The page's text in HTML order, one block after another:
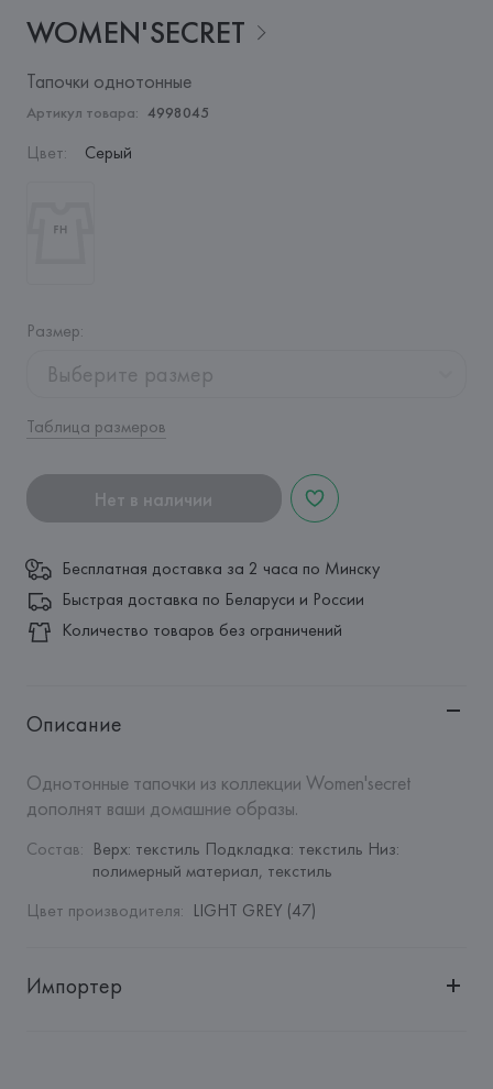
WOMEN'SECRET
Тапочки однотонные
Артикул товара: 4998045
Цвет: Серый
Размер:
Выберите размер
Таблица размеров
Нет в наличии
Бесплатная доставка за 2 часа по Минску
Быстрая доставка по Беларуси и России
Количество товаров без ограничений
Описание
Однотонные тапочки из коллекции Women'secret
дополнят ваши домашние образы.
Состав: Верх: текстиль Подкладка: текстиль Низ:
полимерный материал, текстиль
Цвет производителя: LIGHT GREY (47)
Импортер